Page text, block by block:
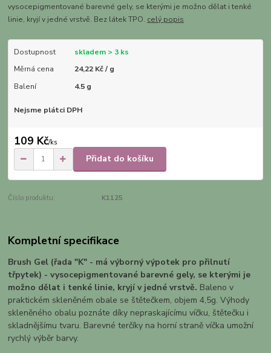
vysocepigmentované barevné gely, se kterými je možno dělat i tenké
linie, kryjí v jedné vrstvě. Bez látek TPO. celý popis
Dostupnost
skladem > 3 ks
Měrná cena
24,22 Kč / g
Balení
4.5 g
Nejsme plátci DPH
109 Kč/ks
Přidat do košíku
Číslo produktu: K1125
Kompletní specifikace
Brush Gel (řada "K" - má výborný výpotek pro přilnutí
třpytek) - vysocepigmentované barevné gely, se kterými je
možno dělat i tenké linie, kryjí v jedné vrstvě. Baleno v
praktickém skleněném obale se štětečkem, objem 4,5g. Výhody
skleněného obalu poznáte díky nepraskajícímu víčku, štětečku i
skladnějšímu tvaru. Barevné terčíky na horní straně víčka umožní
rychlý výběr barvy.